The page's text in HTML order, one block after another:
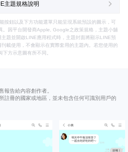
主題規格說明
按鈕以及下方功能選單只能呈現系統預設的圖示，可
。因平台開發商Apple, Google之政策規格，主題小舖
題並開啟LINE應用程式時，主題封面將顯示LINE預
載使用，不會顯示在實際套用的主題內。若您使用的
方示意圖有所不同。
報告給內容創作者。
註冊的國家或地區，並未包含任何可識別用戶的